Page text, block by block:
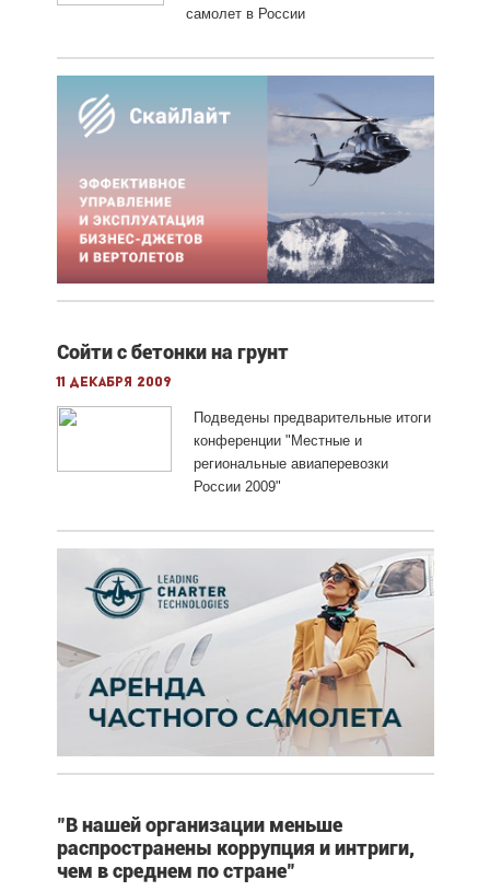
самолет в России
Сойти с бетонки на грунт
11 декабря 2009
Подведены предварительные итоги
конференции "Местные и
региональные авиаперевозки
России 2009"
"В нашей организации меньше
распространены коррупция и интриги,
чем в среднем по стране"